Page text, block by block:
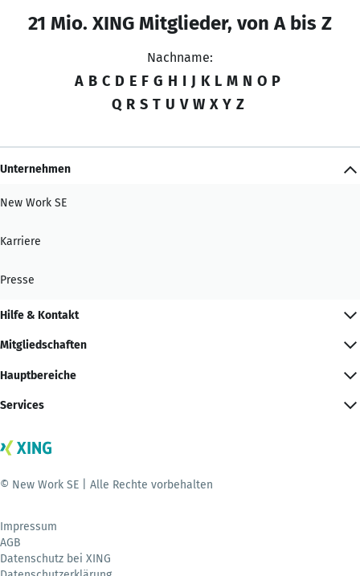
21 Mio. XING Mitglieder, von A bis Z
Nachname:
A B C D E F G H I J K L M N O P
Q R S T U V W X Y Z
Unternehmen
New Work SE
Karriere
Presse
Hilfe & Kontakt
Mitgliedschaften
Hauptbereiche
Services
© New Work SE | Alle Rechte vorbehalten
Impressum
AGB
Datenschutz bei XING